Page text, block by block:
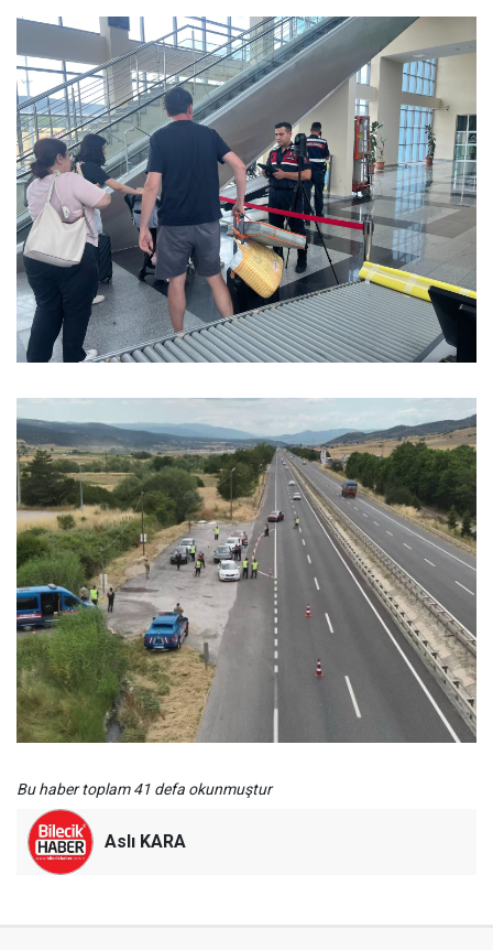
Bu haber toplam 41 defa okunmuştur
Aslı KARA